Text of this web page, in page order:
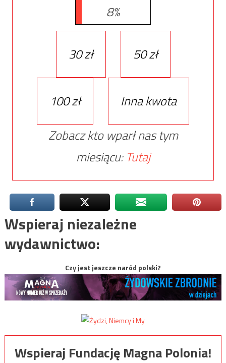
8%
30 zł 50 zł
100 zł
Inna kwota
Zobacz kto wparł nas tym
miesiącu: Tutaj
Wspieraj niezależne
wydawnictwo:
Czy jest jeszcze naród polski?
Wspieraj Fundację Magna Polonia!